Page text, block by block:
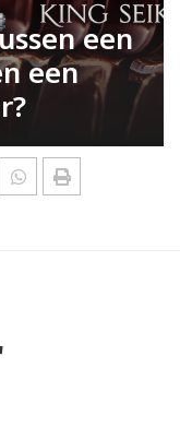
een
een